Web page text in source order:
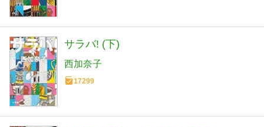
サラバ! (下)
西加奈子
17299